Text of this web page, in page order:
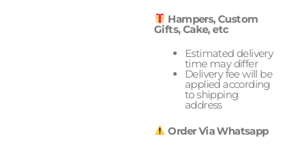
Hampers, Custom
Gifts, Cake, etc
Estimated delivery
time may differ
Delivery fee will be
applied according
to shipping
address
Order Via Whatsapp